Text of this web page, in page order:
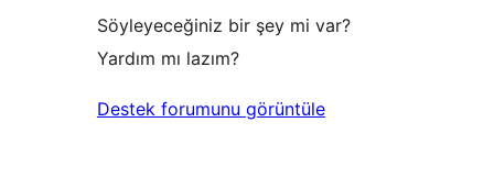
Söyleyeceğiniz bir şey mi var?
Yardım mı lazım?
Destek forumunu görüntüle